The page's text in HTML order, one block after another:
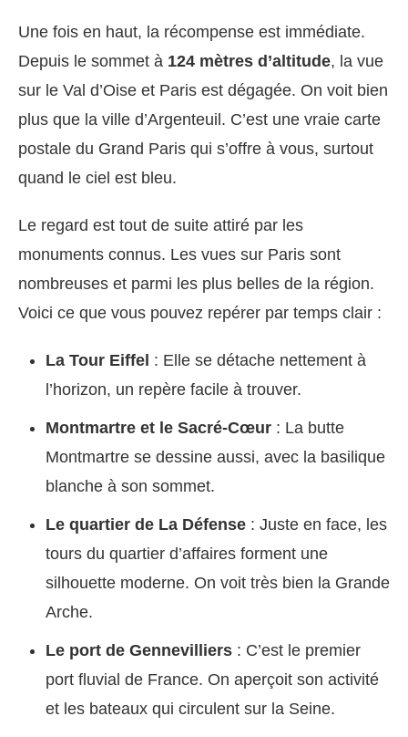
Une fois en haut, la récompense est immédiate.
Depuis le sommet à 124 mètres d’altitude, la vue
sur le Val d’Oise et Paris est dégagée. On voit bien
plus que la ville d’Argenteuil. C’est une vraie carte
postale du Grand Paris qui s’offre à vous, surtout
quand le ciel est bleu.
Le regard est tout de suite attiré par les
monuments connus. Les vues sur Paris sont
nombreuses et parmi les plus belles de la région.
Voici ce que vous pouvez repérer par temps clair :
La Tour Eiffel : Elle se détache nettement à
l’horizon, un repère facile à trouver.
Montmartre et le Sacré-Cœur : La butte
Montmartre se dessine aussi, avec la basilique
blanche à son sommet.
Le quartier de La Défense : Juste en face, les
tours du quartier d’affaires forment une
silhouette moderne. On voit très bien la Grande
Arche.
Le port de Gennevilliers : C’est le premier
port fluvial de France. On aperçoit son activité
et les bateaux qui circulent sur la Seine.